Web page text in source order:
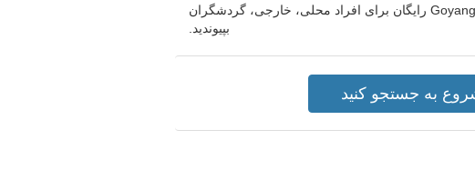
شریک باشند. روابط جدی ایجاد کنید و با کسانی که دوست دارید معاشقه کنید. به سایت دوستیابی Goyang-si رایگان برای افراد محلی، خارجی، گردشگران
بپیوندید.